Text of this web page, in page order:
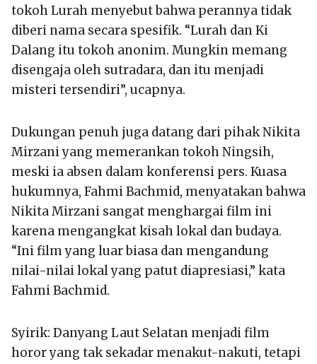
tokoh Lurah menyebut bahwa perannya tidak
diberi nama secara spesifik. “Lurah dan Ki
Dalang itu tokoh anonim. Mungkin memang
disengaja oleh sutradara, dan itu menjadi
misteri tersendiri”, ucapnya.
Dukungan penuh juga datang dari pihak Nikita
Mirzani yang memerankan tokoh Ningsih,
meski ia absen dalam konferensi pers. Kuasa
hukumnya, Fahmi Bachmid, menyatakan bahwa
Nikita Mirzani sangat menghargai film ini
karena mengangkat kisah lokal dan budaya.
“Ini film yang luar biasa dan mengandung
nilai-nilai lokal yang patut diapresiasi,” kata
Fahmi Bachmid.
Syirik: Danyang Laut Selatan menjadi film
horor yang tak sekadar menakut-nakuti, tetapi